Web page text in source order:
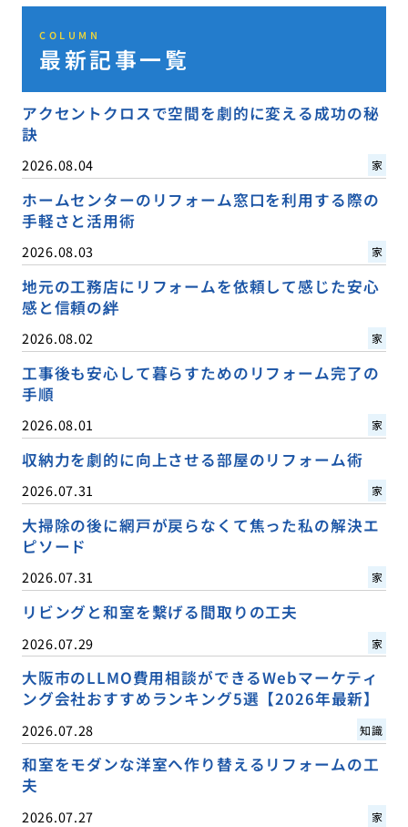
COLUMN
最新記事一覧
アクセントクロスで空間を劇的に変える成功の秘
訣
2026.08.04 家
ホームセンターのリフォーム窓口を利用する際の
手軽さと活用術
2026.08.03 家
地元の工務店にリフォームを依頼して感じた安心
感と信頼の絆
2026.08.02 家
工事後も安心して暮らすためのリフォーム完了の
手順
2026.08.01 家
収納力を劇的に向上させる部屋のリフォーム術
2026.07.31 家
大掃除の後に網戸が戻らなくて焦った私の解決エ
ピソード
2026.07.31 家
リビングと和室を繋げる間取りの工夫
2026.07.29 家
大阪市のLLMO費用相談ができるWebマーケティ
ング会社おすすめランキング5選【2026年最新】
2026.07.28 知識
和室をモダンな洋室へ作り替えるリフォームの工
夫
2026.07.27 家